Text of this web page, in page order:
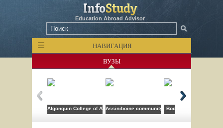
Education Abroad Advisor
НАВИГАЦИЯ
ВУЗЫ
Algonquin College of Applied Arts and Technology
Assiniboine community collegeBodwell High School